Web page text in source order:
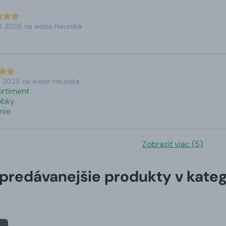
2025 na webe Heureka
2025 na webe Heureka
Zobraziť viac (5)
produkty v